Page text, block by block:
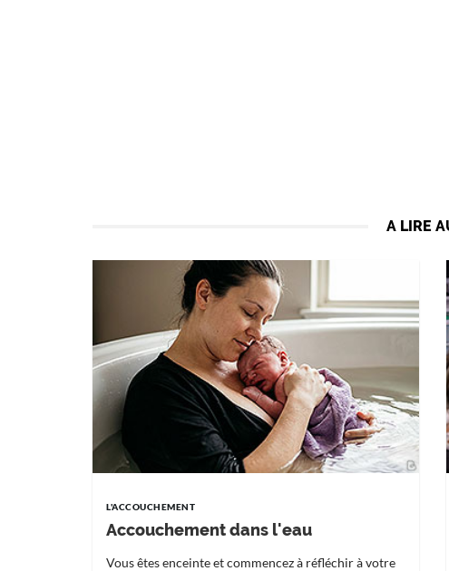
A LIRE
L'ACCOUCHEMENT
Accouchement dans l'eau
Vous êtes enceinte et commencez à réfléchir à votre